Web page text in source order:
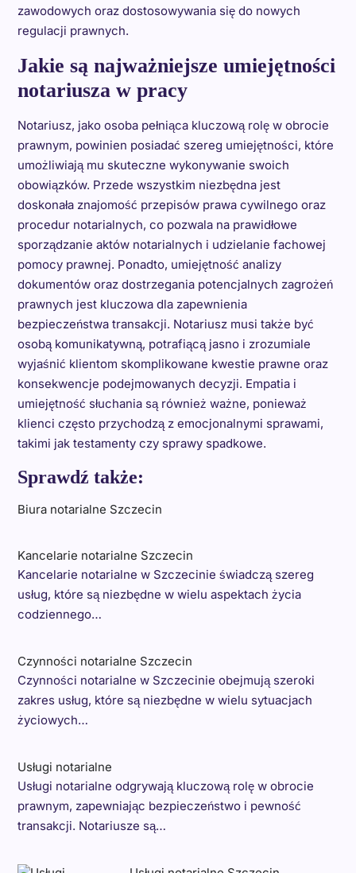
zawodowych oraz dostosowywania się do nowych
regulacji prawnych.
Jakie są najważniejsze umiejętności
notariusza w pracy
Notariusz, jako osoba pełniąca kluczową rolę w obrocie
prawnym, powinien posiadać szereg umiejętności, które
umożliwiają mu skuteczne wykonywanie swoich
obowiązków. Przede wszystkim niezbędna jest
doskonała znajomość przepisów prawa cywilnego oraz
procedur notarialnych, co pozwala na prawidłowe
sporządzanie aktów notarialnych i udzielanie fachowej
pomocy prawnej. Ponadto, umiejętność analizy
dokumentów oraz dostrzegania potencjalnych zagrożeń
prawnych jest kluczowa dla zapewnienia
bezpieczeństwa transakcji. Notariusz musi także być
osobą komunikatywną, potrafiącą jasno i zrozumiale
wyjaśnić klientom skomplikowane kwestie prawne oraz
konsekwencje podejmowanych decyzji. Empatia i
umiejętność słuchania są również ważne, ponieważ
klienci często przychodzą z emocjonalnymi sprawami,
takimi jak testamenty czy sprawy spadkowe.
Sprawdź także:
Biura notarialne Szczecin
Kancelarie notarialne Szczecin
Kancelarie notarialne w Szczecinie świadczą szereg
usług, które są niezbędne w wielu aspektach życia
codziennego…
Czynności notarialne Szczecin
Czynności notarialne w Szczecinie obejmują szeroki
zakres usług, które są niezbędne w wielu sytuacjach
życiowych…
Usługi notarialne
Usługi notarialne odgrywają kluczową rolę w obrocie
prawnym, zapewniając bezpieczeństwo i pewność
transakcji. Notariusze są…